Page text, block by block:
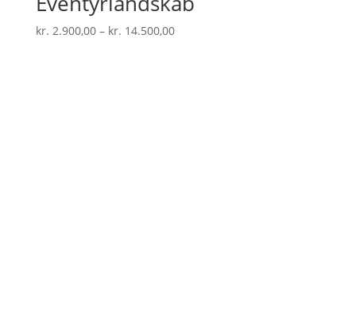
kr. 2.900,00 – kr. 14.500,00Prisinterval: